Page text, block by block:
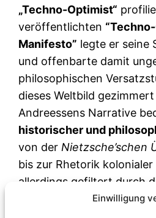
Einwilligung
„Techno-Optimist“
veröffentlichten
Manifesto” legte er seine
und offenbarte damit
philosophischen
dieses Weltbild
Andreessens Narrative
historischer und
von der Nietzsche’schen
bis zur Rhetorik kolonialer
allerdings gefiltert durch
Silicon-Valley-Investors.